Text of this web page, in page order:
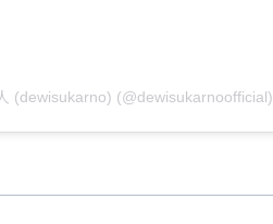
(dewisukarno) (@dewisukarnoofficial)